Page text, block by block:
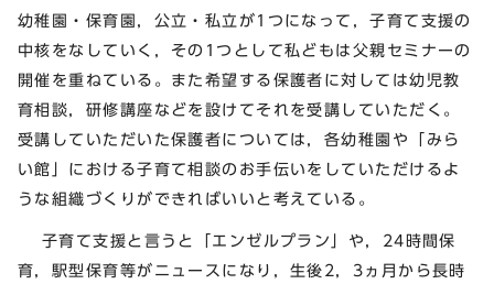
幼稚園・保育園，公立・私立が1つになって，子育て支援の
中核をなしていく，その1つとして私どもは父親セミナーの
開催を重ねている。また希望する保護者に対しては幼児教
育相談，研修講座などを設けてそれを受講していただく。
受講していただいた保護者については，各幼稚園や「みら
い館」における子育て相談のお手伝いをしていただけるよ
うな組織づくりができればいいと考えている。
子育て支援と言うと「エンゼルプラン」や，24時間保
育，駅型保育等がニュースになり，生後2，3ヵ月から長時